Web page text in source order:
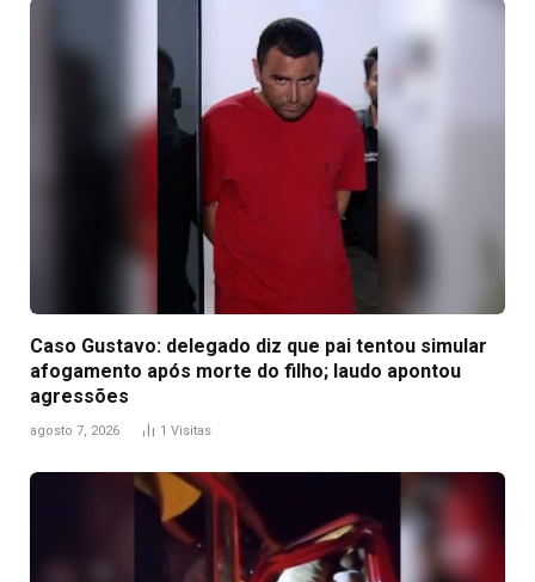
Caso Gustavo: delegado diz que pai tentou simular
afogamento após morte do filho; laudo apontou
agressões
agosto 7, 2026 1 Visitas